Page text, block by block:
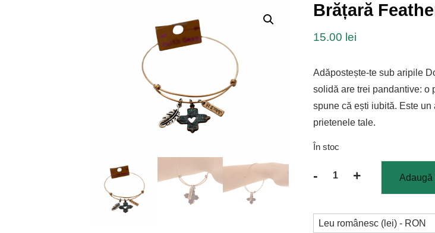
Brățară
15.00 lei
Adăpostește-te sub aripile
solidă are trei pandantive: o
spune că ești iubită. Este
prietenele tale.
În stoc
-Cantitate + Adaugă
Leu românesc (lei) - RON